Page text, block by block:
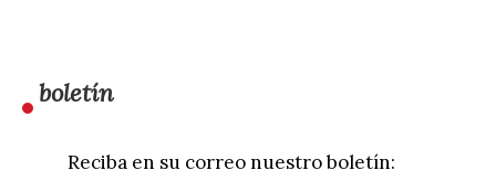
boletín
Reciba en su correo nuestro boletín: